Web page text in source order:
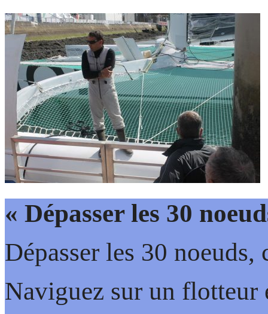
« Dépasser les 30
Dépasser les 30 noeuds,
Naviguez sur un flotteur